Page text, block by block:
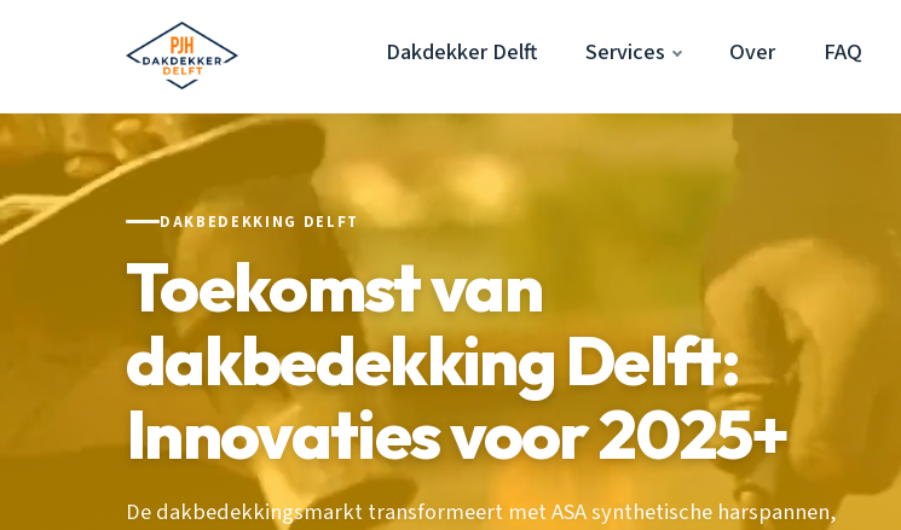
Dakdekker Delft Services Over FAQ
DAKBEDEKKING DELFT
Toekomst van
dakbedekking Delft:
Innovaties voor 2025+
De dakbedekkingsmarkt transformeert met ASA synthetische harspannen,